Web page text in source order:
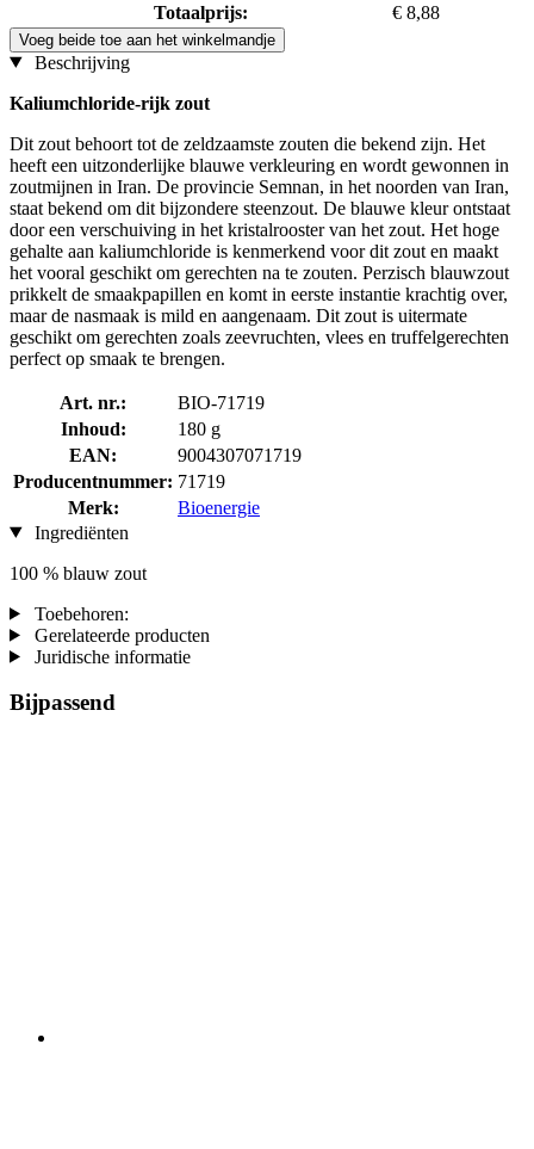
Totaalprijs:
€ 8,88
Voeg beide toe aan het winkelmandje
Beschrijving
Kaliumchloride-rijk zout
Dit zout behoort tot de zeldzaamste zouten die bekend zijn. Het
heeft een uitzonderlijke blauwe verkleuring en wordt gewonnen in
zoutmijnen in Iran. De provincie Semnan, in het noorden van Iran,
staat bekend om dit bijzondere steenzout. De blauwe kleur ontstaat
door een verschuiving in het kristalrooster van het zout. Het hoge
gehalte aan kaliumchloride is kenmerkend voor dit zout en maakt
het vooral geschikt om gerechten na te zouten. Perzisch blauwzout
prikkelt de smaakpapillen en komt in eerste instantie krachtig over,
maar de nasmaak is mild en aangenaam. Dit zout is uitermate
geschikt om gerechten zoals zeevruchten, vlees en truffelgerechten
perfect op smaak te brengen.
Art. nr.:
BIO-71719
Inhoud:
180 g
EAN:
9004307071719
Producentnummer: 71719
Merk:
Bioenergie
Ingrediënten
100 % blauw zout
Toebehoren:
Gerelateerde producten
Juridische informatie
Bijpassend